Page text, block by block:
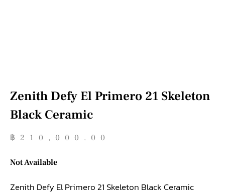
Zenith Defy El Primero 21 Skeleton
Black Ceramic
฿ 210,000.00
Not Available
Zenith Defy El Primero 21 Skeleton Black Ceramic